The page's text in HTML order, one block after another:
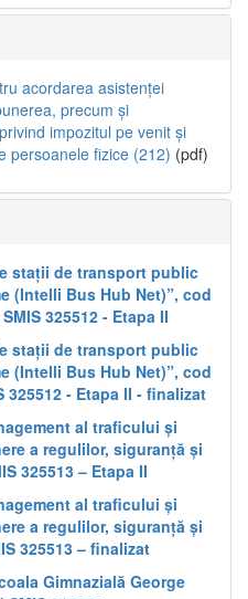
acordarea asistenței
precum și
impozitul pe venit și
persoanele fizice (212) (pdf)
stații de transport public
(Intelli Bus Hub Net)”, cod
325512 - Etapa II
stații de transport public
(Intelli Bus Hub Net)”, cod
325512 - Etapa II - finalizat
al traficului și
a regulilor, siguranță și
325513 – Etapa II
al traficului și
a regulilor, siguranță și
325513 – finalizat
Gimnazială George